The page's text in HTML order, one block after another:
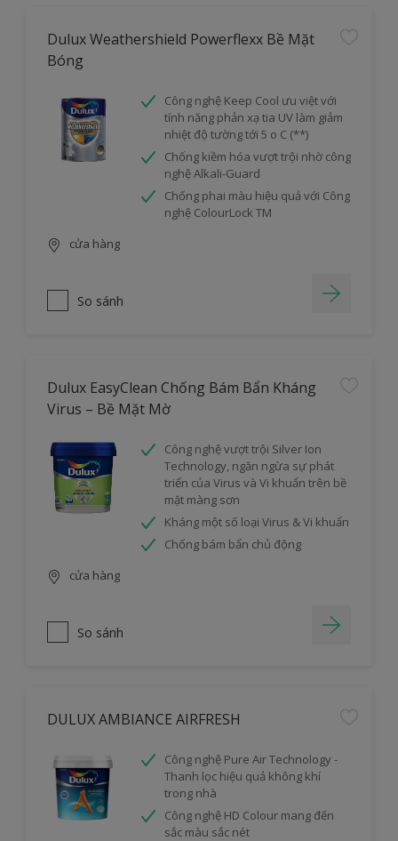
Dulux Weathershield Powerflexx Bề Mặt
Bóng
Công nghệ Keep Cool ưu việt với
tính năng phản xạ tia UV làm giảm
nhiệt độ tường tới 5 o C (**)
Chống kiềm hóa vượt trội nhờ công
nghệ Alkali-Guard
Chống phai màu hiệu quả với Công
nghệ ColourLock TM
cửa hàng
So sánh
Dulux EasyClean Chống Bám Bẩn Kháng
Virus – Bề Mặt Mờ
Công nghệ vượt trội Silver Ion
Technology, ngăn ngừa sự phát
triển của Virus và Vi khuẩn trên bề
mặt màng sơn
Kháng một số loại Virus & Vi khuẩn
Chống bám bẩn chủ động
cửa hàng
So sánh
DULUX AMBIANCE AIRFRESH
Công nghệ Pure Air Technology -
Thanh lọc hiệu quả không khí
trong nhà
Công nghệ HD Colour mang đến
sắc màu sắc nét